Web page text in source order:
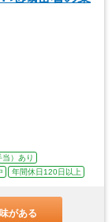
）あり
年間休日120日以上
がある